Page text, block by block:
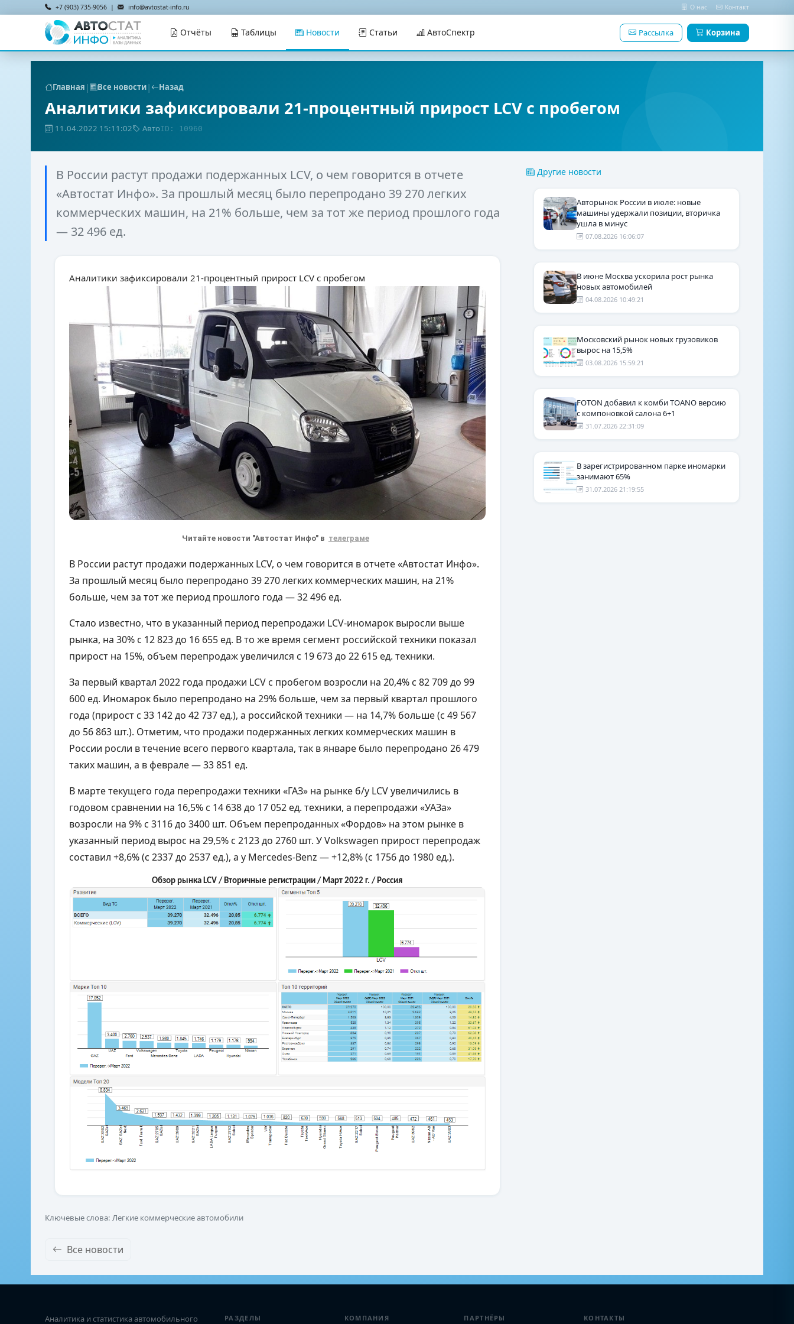
+7 (903) 735-9056 | info@avtostat-info.ru О нас Контакт
Отчёты Таблицы Новости Статьи АвтоСпектр Рассылка Корзина
Главная | Все новости| Назад
Аналитики зафиксировали 21-процентный прирост LCV с пробегом
11.04.2022 15:11:02 АвтоID: 10960
В России растут продажи подержанных LCV, о чем говорится в отчете
«Автостат Инфо». За прошлый месяц было перепродано 39 270 легких
коммерческих машин, на 21% больше, чем за тот же период прошлого года
— 32 496 ед.
Аналитики зафиксировали 21-процентный прирост LCV с пробегом
Читайте новости "Автостат Инфо" в телеграме
В России растут продажи подержанных LCV, о чем говорится в отчете «Автостат Инфо».
За прошлый месяц было перепродано 39 270 легких коммерческих машин, на 21%
больше, чем за тот же период прошлого года — 32 496 ед.
Стало известно, что в указанный период перепродажи LCV-иномарок выросли выше
рынка, на 30% с 12 823 до 16 655 ед. В то же время сегмент российской техники показал
прирост на 15%, объем перепродаж увеличился с 19 673 до 22 615 ед. техники.
За первый квартал 2022 года продажи LCV с пробегом возросли на 20,4% с 82 709 до 99
600 ед. Иномарок было перепродано на 29% больше, чем за первый квартал прошлого
года (прирост с 33 142 до 42 737 ед.), а российской техники — на 14,7% больше (с 49 567
до 56 863 шт.). Отметим, что продажи подержанных легких коммерческих машин в
России росли в течение всего первого квартала, так в январе было перепродано 26 479
таких машин, а в феврале — 33 851 ед.
В марте текущего года перепродажи техники «ГАЗ» на рынке б/у LCV увеличились в
годовом сравнении на 16,5% с 14 638 до 17 052 ед. техники, а перепродажи «УАЗа»
возросли на 9% с 3116 до 3400 шт. Объем перепроданных «Фордов» на этом рынке в
указанный период вырос на 29,5% с 2123 до 2760 шт. У Volkswagen прирост перепродаж
составил +8,6% (с 2337 до 2537 ед.), а у Mercedes-Benz — +12,8% (с 1756 до 1980 ед.).
Обзор рынка LCV / Вторичные регистрации / Март 2022 г. / Россия
Ключевые слова: Легкие коммерческие автомобили
Все новости
Другие новости
Авторынок России в июле: новые
машины удержали позиции, вторичка
ушла в минус
07.08.2026 16:06:07
В июне Москва ускорила рост рынка
новых автомобилей
04.08.2026 10:49:21
Московский рынок новых грузовиков
вырос на 15,5%
03.08.2026 15:59:21
FOTON добавил к комби TOANO версию
с компоновкой салона 6+1
31.07.2026 22:31:09
В зарегистрированном парке иномарки
занимают 65%
31.07.2026 21:19:55
Аналитика и статистика автомобильного РАЗДЕЛЫ КОМПАНИЯ ПАРТНЁРЫ КОНТАКТЫ